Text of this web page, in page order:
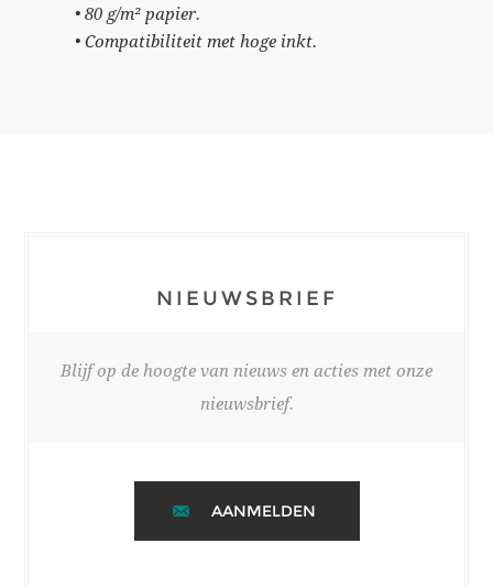
• 80 g/m² papier.
• Compatibiliteit met hoge inkt.
NIEUWSBRIEF
Blijf op de hoogte van nieuws en acties met onze
nieuwsbrief.
AANMELDEN